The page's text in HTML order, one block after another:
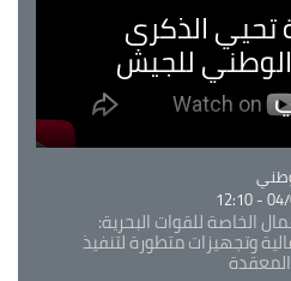
تحيي الذكرى
للجيش
الخاصة للقوات البحرية:
وتجهيزات متطورة لتنفيذ